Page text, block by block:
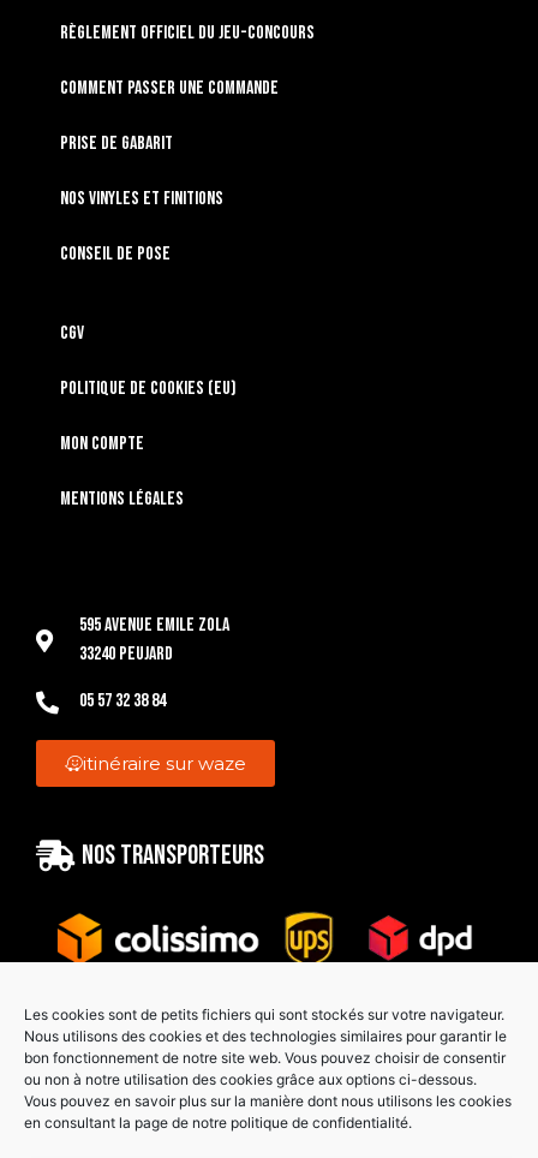
Les cookies sont de petits fichiers qui sont stockés sur votre navigateur.
Nous utilisons des cookies et des technologies similaires pour garantir le
bon fonctionnement de notre site web. Vous pouvez choisir de consentir
ou non à notre utilisation des cookies grâce aux options ci-dessous.
Vous pouvez en savoir plus sur la manière dont nous utilisons les cookies
en consultant la page de notre politique de confidentialité.
RÈGLEMENT OFFICIEL DU JEU-CONCOURS
Comment passer une commande
Prise de gabarit
Nos vinyles et finitions
Conseil de pose
CGV
Politique de cookies (EU)
Mon compte
Mentions légales
595 Avenue Emile Zola
33240 Peujard
05 57 32 38 84
itinéraire sur waze
Nos transporteurs
Paiement sécurisé